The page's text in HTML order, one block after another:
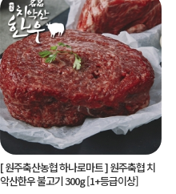
[ 원주축산농협 하나로마트 ]원주축협 치
악산한우 불고기 300g [1+등급이상]